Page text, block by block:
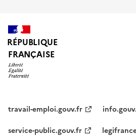
RÉPUBLIQUE
FRANÇAISE
travail-emploi.gouv.fr
service-public.gouv.fr